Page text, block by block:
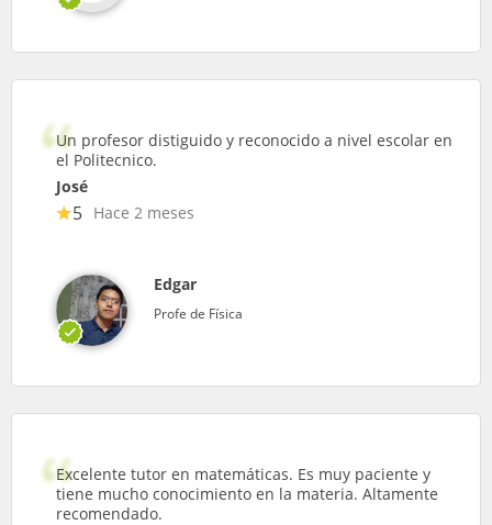
Un profesor distiguido y reconocido a nivel escolar en
el Politecnico.
José
5 Hace 2 meses
Edgar
Profe de Física
Excelente tutor en matemáticas. Es muy paciente y
tiene mucho conocimiento en la materia. Altamente
recomendado.